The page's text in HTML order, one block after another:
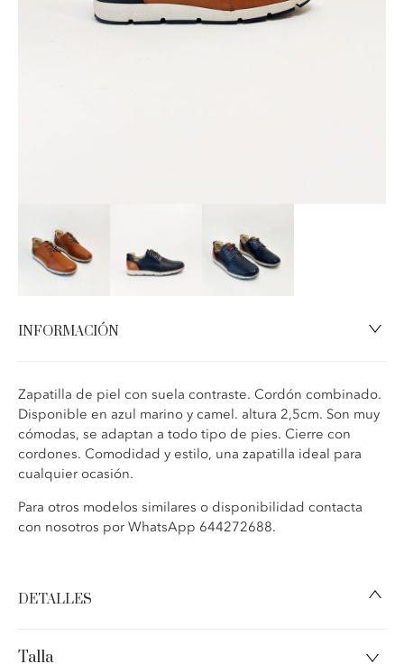
INFORMACIÓN
Zapatilla de piel con suela contraste. Cordón combinado.
Disponible en azul marino y camel. altura 2,5cm. Son muy
cómodas, se adaptan a todo tipo de pies. Cierre con
cordones. Comodidad y estilo, una zapatilla ideal para
cualquier ocasión.
Para otros modelos similares o disponibilidad contacta
con nosotros por WhatsApp 644272688.
DETALLES